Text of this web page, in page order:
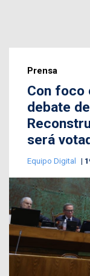
Prensa
Con foco
debate
será
Equipo Digital